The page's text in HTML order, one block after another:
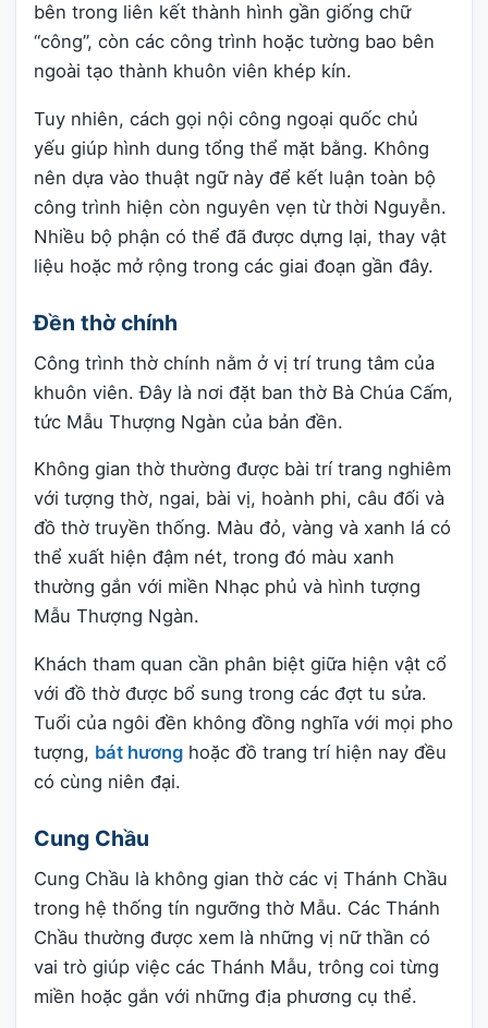
bên trong liên kết thành hình gần giống chữ
“công”, còn các công trình hoặc tường bao bên
ngoài tạo thành khuôn viên khép kín.
Tuy nhiên, cách gọi nội công ngoại quốc chủ
yếu giúp hình dung tổng thể mặt bằng. Không
nên dựa vào thuật ngữ này để kết luận toàn bộ
công trình hiện còn nguyên vẹn từ thời Nguyễn.
Nhiều bộ phận có thể đã được dựng lại, thay vật
liệu hoặc mở rộng trong các giai đoạn gần đây.
Đền thờ chính
Công trình thờ chính nằm ở vị trí trung tâm của
khuôn viên. Đây là nơi đặt ban thờ Bà Chúa Cấm,
tức Mẫu Thượng Ngàn của bản đền.
Không gian thờ thường được bài trí trang nghiêm
với tượng thờ, ngai, bài vị, hoành phi, câu đối và
đồ thờ truyền thống. Màu đỏ, vàng và xanh lá có
thể xuất hiện đậm nét, trong đó màu xanh
thường gắn với miền Nhạc phủ và hình tượng
Mẫu Thượng Ngàn.
Khách tham quan cần phân biệt giữa hiện vật cổ
với đồ thờ được bổ sung trong các đợt tu sửa.
Tuổi của ngôi đền không đồng nghĩa với mọi pho
tượng, bát hương hoặc đồ trang trí hiện nay đều
có cùng niên đại.
Cung Chầu
Cung Chầu là không gian thờ các vị Thánh Chầu
trong hệ thống tín ngưỡng thờ Mẫu. Các Thánh
Chầu thường được xem là những vị nữ thần có
vai trò giúp việc các Thánh Mẫu, trông coi từng
miền hoặc gắn với những địa phương cụ thể.